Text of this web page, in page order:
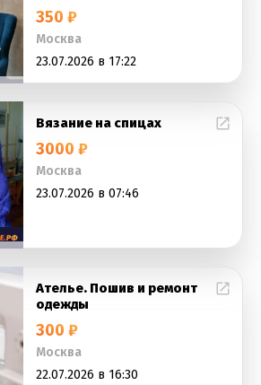
350 ₽
Москва
23.07.2026 в 17:22
Вязание на спицах
3000 ₽
Москва
23.07.2026 в 07:46
Ателье. Пошив и ремонт
одежды
300 ₽
Москва
22.07.2026 в 16:30